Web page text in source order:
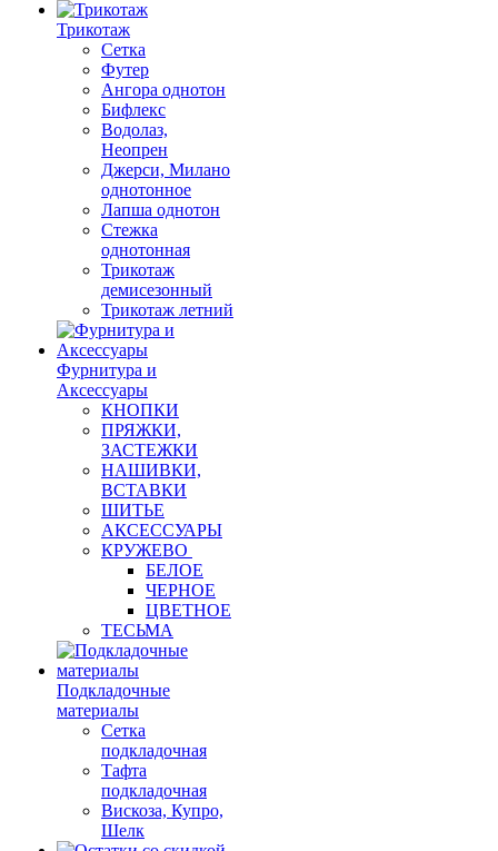
Трикотаж
Сетка
Футер
Ангора однотон
Бифлекс
Водолаз,
Неопрен
Джерси, Милано
однотонное
Лапша однотон
Стежка
однотонная
Трикотаж
демисезонный
Трикотаж летний
Фурнитура и
Аксессуары
КНОПКИ
ПРЯЖКИ,
ЗАСТЕЖКИ
НАШИВКИ,
ВСТАВКИ
ШИТЬЕ
АКСЕССУАРЫ
КРУЖЕВО
БЕЛОЕ
ЧЕРНОЕ
ЦВЕТНОЕ
ТЕСЬМА
Подкладочные
материалы
Сетка
подкладочная
Тафта
подкладочная
Вискоза, Купро,
Шелк